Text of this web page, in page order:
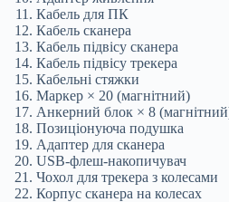
Кабель для ПК
Кабель сканера
Кабель підвісу сканера
Кабель підвісу трекера
Кабельні стяжки
Маркер × 20 (магнітний)
Анкерний блок × 8
Позиціонуюча подушка
Адаптер для сканера
USB-флеш-накопичувач
Чохол для трекера з колесами
Корпус сканера на колесах